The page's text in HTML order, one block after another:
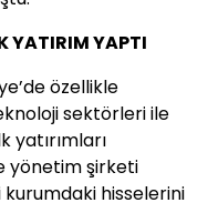
YATIRIM YAPTI
özellikle
sektörleri ile
yatırımları
yönetim şirketi
hisselerini